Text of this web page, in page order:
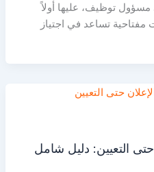
توظيف، عليها أولاً
تساعد في اجتياز
التعيين: دليل شامل